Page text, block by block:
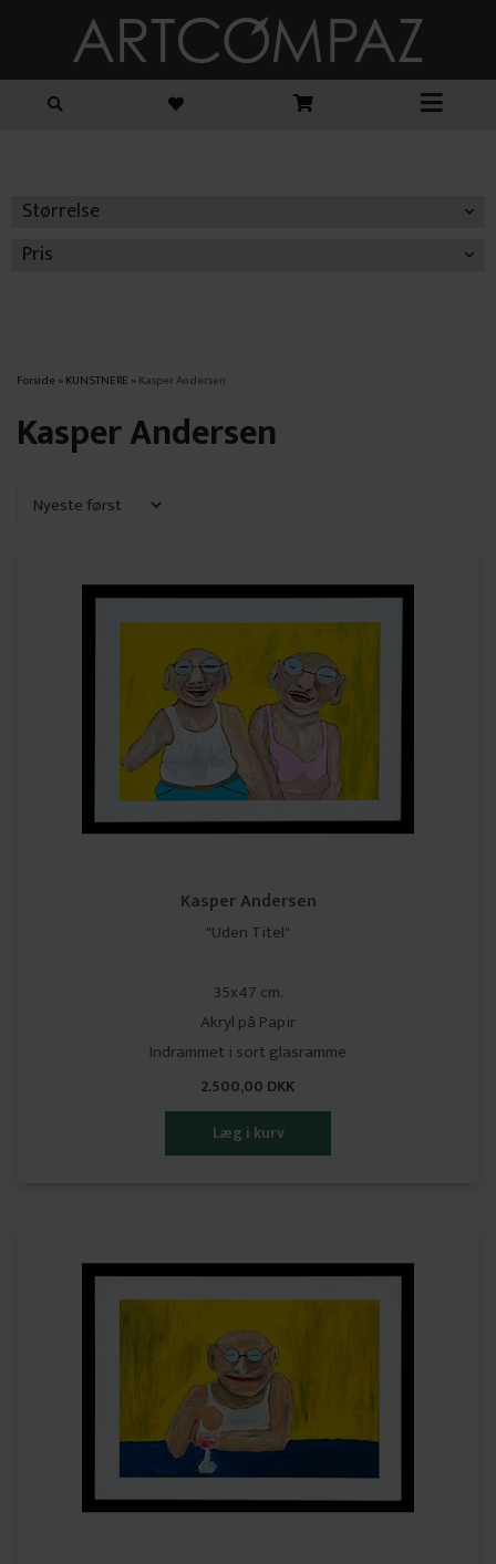
Størrelse
Pris
Forside »KUNSTNERE »Kasper Andersen
Kasper Andersen
Kasper Andersen
"Uden Titel"
35x47 cm.
Akryl på Papir
Indrammet i sort glasramme
2.500,00 DKK